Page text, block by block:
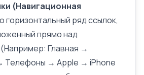
(Навигационная
горизонтальный ряд ссылок,
прямо над
(Например: Главная →
Телефоны → Apple → iPhone